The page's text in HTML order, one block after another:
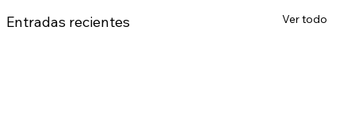
Entradas recientes Ver todo